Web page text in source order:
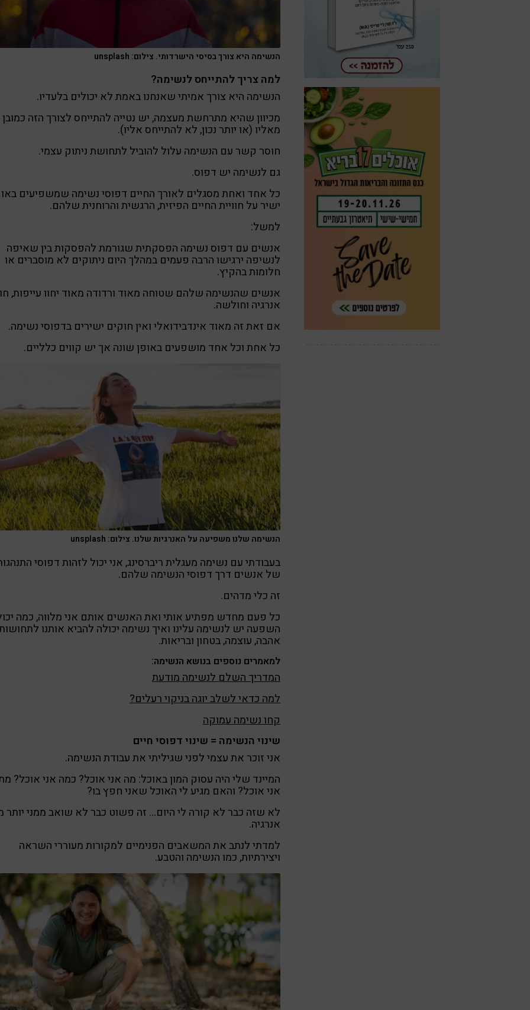
הנשימה היא צורך בסיסי הישרדותי. צילום: unsplash
למה צריך להתייחס לנשימה?
הנשימה היא צורך אמיתי שאנחנו באמת לא יכולים בלעדיו.
מכיוון שהיא מתרחשת מעצמה, יש נטייה להתייחס לצורך הזה כמובן
מאליו (או יותר נכון, לא להתייחס אליו).
חוסר קשר עם הנשימה עלול להוביל לתחושת ניתוק עצמי.
גם לנשימה יש דפוס.
כל אחד ואחת מסגלים לאורך החיים דפוסי נשימה שמשפיעים
ישיר על חוויית החיים הפיזית, הרגשית והרוחנית שלהם.
למשל:
אנשים עם דפוס נשימה הפסקתית שגורמת להפסקות בין שאיפה
לנשיפה ירגישו הרבה פעמים במהלך היום ניתוקים לא מוסברים או
חלומות בהקיץ.
אנשים שהנשימה שלהם שטוחה מאוד ורדודה מאוד יחוו עייפות,
אנרגיה וחולשה.
אם זאת זה מאוד אינדבידואלי ואין חוקים ישירים בדפוסי נשימה.
כל אחת וכל אחד מושפעים באופן שונה אך יש קווים כלליים.
הנשימה שלנו משפיעה על האנרגיות שלנו. צילום: unsplash
בעבודתי עם נשימה מעגלית ריברסינג, אני יכול לזהות דפוסי
של אנשים דרך דפוסי הנשימה שלהם.
זה כלי מדהים.
כל פעם מחדש מפתיע אותי ואת האנשים אותם אני מלווה, כמה
השפעה יש לנשימה עלינו ואיך נשימה יכולה להביא אותנו
אהבה, עוצמה, בטחון ובריאות.
למאמרים נוספים בנושא הנשימה:
המדריך השלם לנשימה מודעת
למה כדאי לשלב יוגה בניקוי רעלים?
קחו נשימה עמוקה
שינוי הנשימה = שינוי דפוסי חיים
אני זוכר את עצמי לפני שגיליתי את עבודת הנשימה.
המיינד שלי היה עסוק המון באוכל: מה אני אוכל? כמה אני אוכל?
אני אוכל? והאם מגיע לי האוכל שאני חפץ בו?
לא שזה כבר לא קורה לי היום… זה פשוט כבר לא שואב ממני יותר
אנרגיה.
למדתי לנתב את המשאבים הפנימיים למקורות מעוררי השראה
ויצירתיות, כמו הנשימה והטבע.